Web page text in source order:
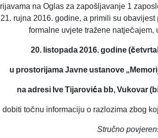
na Oglas za zapošljavanje 1
rujna 2016. godine, a primili su
formalne uvjete tražene
20. listopada 2016. godine
u prostorijama Javne ustanove
na adresi Ive Tijarovića bb, Vukovar
dobiti točnu informaciju o razlozima zbog
Stručno